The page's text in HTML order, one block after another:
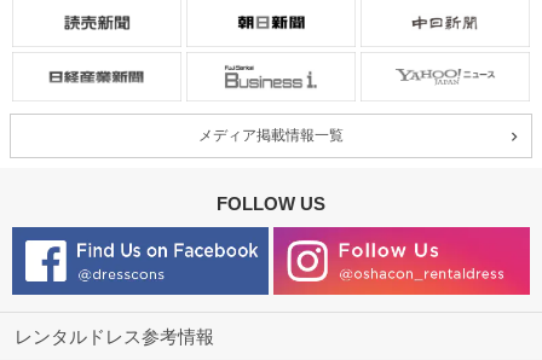
メディア掲載情報一覧
FOLLOW US
レンタルドレス参考情報